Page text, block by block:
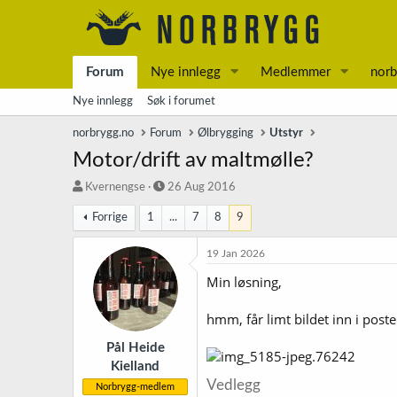
Forum Nye innlegg Medlemmer
Nye innlegg Søk i forumet
norbrygg.no Forum Ølbrygging Utstyr
Motor/drift av maltmølle?
T
å
d
Kvernengse
S
a
r
d
a
t
o
26 Aug 2016
Forrige 1 ... 7 8 9
Pål Heide
Kielland
Norbrygg-medlem
19 Jan 2026
Min løsning,
hmm, får limt bildet inn i
Vedlegg